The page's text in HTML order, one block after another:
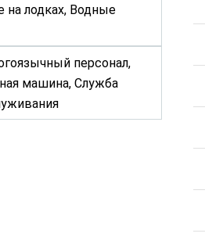
на лодках, Водные
персонал,
машина, Служба